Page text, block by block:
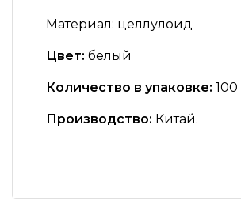
Материал: целлулоид
Цвет: белый
Количество в упаковке:
Производство: Китай.